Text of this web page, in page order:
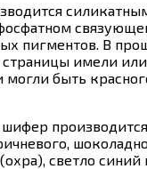
пигментов. В
имели
могли быть
светло синий